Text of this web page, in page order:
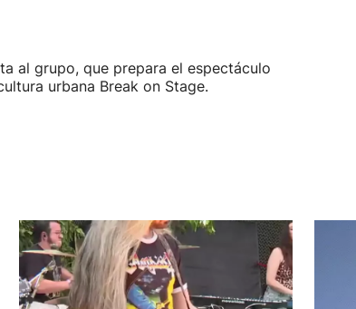
al grupo, que prepara el espectáculo
urbana Break on Stage.